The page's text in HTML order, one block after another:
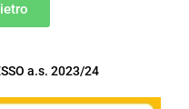
a.s. 2023/24